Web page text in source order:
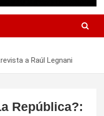
a Raúl Legnani
República?: